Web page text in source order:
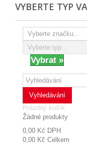
VYBERTE TYP
Vyhledávání
Prázdný košík
Žádné produkty
0,00 Kč DPH
0,00 Kč Celkem